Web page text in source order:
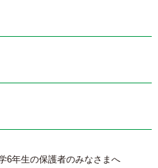
6年生の保護者のみなさまへ